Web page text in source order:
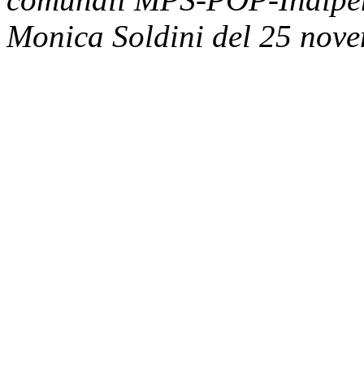
Monica Soldini del 25